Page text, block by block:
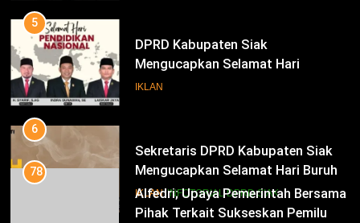
5
DPRD Kabupaten Siak
Mengucapkan Selamat Hari
Pendidikan Nasional
IKLAN
6
Sekretaris DPRD Kabupaten Siak
Mengucapkan Selamat Hari Buruh
IKLAN INFOTORIAL DPRD SIAK
78
Alfedri; Upaya Pemerintah Bersama
Pihak Terkait Sukseskan Pemilu